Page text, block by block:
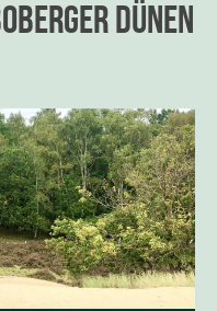
Dünen